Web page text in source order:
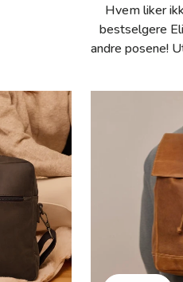
Hvem liker
bestselgere
andre posene!